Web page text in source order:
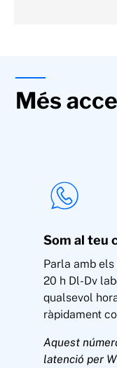
Més
Som al teu
Parla amb
20 h Dl-Dv
qualsevol
ràpidament
Aquest
latenció per